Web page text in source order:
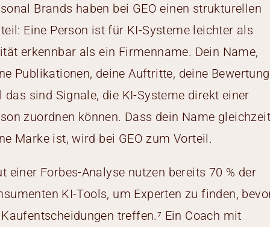
Brands haben bei GEO einen strukturellen
Eine Person ist für KI-Systeme leichter als
erkennbar als ein Firmenname. Dein Name,
Publikationen, deine Auftritte, deine
das sind Signale, die KI-Systeme direkt einer
zuordnen können. Dass dein Name
Marke ist, wird bei GEO zum Vorteil.
einer Forbes-Analyse nutzen bereits 70 % der
KI-Tools, um Experten zu finden,
treffen.⁷ Ein Coach mit